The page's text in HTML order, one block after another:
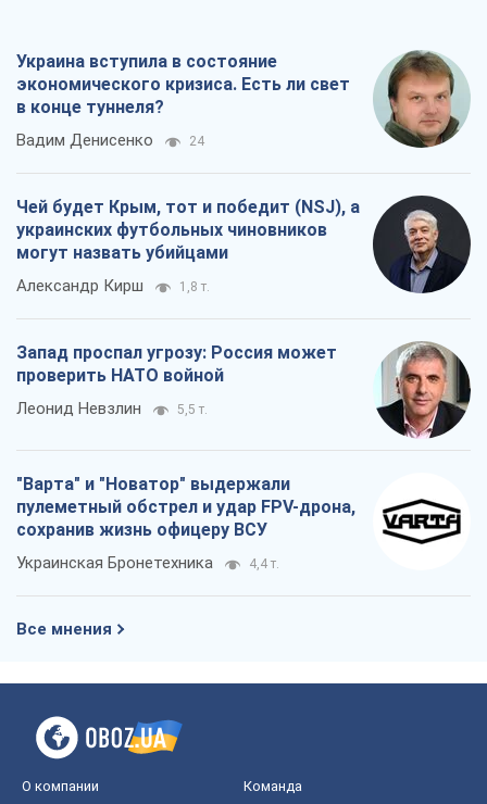
Украина вступила в состояние
экономического кризиса. Есть ли свет
в конце туннеля?
Вадим Денисенко 24
Чей будет Крым, тот и победит (NSJ), а
украинских футбольных чиновников
могут назвать убийцами
Александр Кирш 1,8 т.
Запад проспал угрозу: Россия может
проверить НАТО войной
Леонид Невзлин 5,5 т.
"Варта" и "Новатор" выдержали
пулеметный обстрел и удар FPV-дрона,
сохранив жизнь офицеру ВСУ
Украинская Бронетехника 4,4 т.
Все мнения
О компании Команда